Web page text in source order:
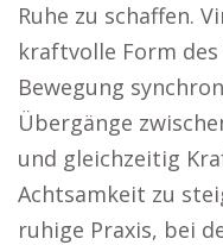
Ruhe zu schaffen.
kraftvolle Form
Bewegung
Übergänge
und gleichzeitig
Achtsamkeit zu
ruhige Praxis, bei